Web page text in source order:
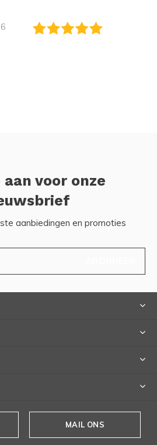
aan voor onze
aanbiedingen en promoties
MAIL ONS